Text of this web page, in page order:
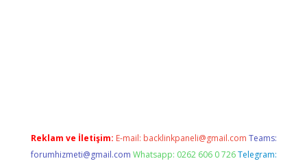
Reklam ve İletişim: E-mail: backlinkpaneli@gmail.com Teams:
forumhizmeti@gmail.com Whatsapp: 0262 606 0 726 Telegram: